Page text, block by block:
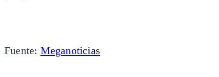
Fuente: Meganoticias